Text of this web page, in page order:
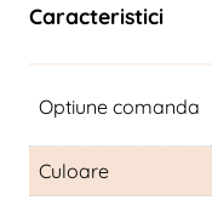
Caracteristici
Optiune comanda
Culoare